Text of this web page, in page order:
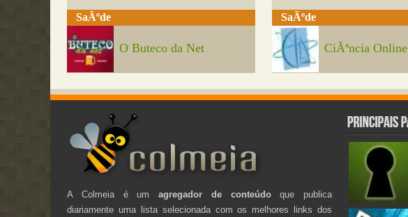
SaÃºde
O Buteco da Net
SaÃºde
CiÃªncia Online
A Colmeia é umagregador de conteúdoque publica
diariamente uma lista selecionada com os melhores links dos